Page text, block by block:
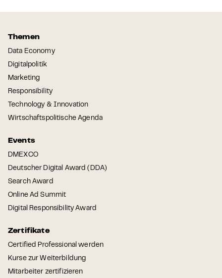
Themen
Data Economy
Digitalpolitik
Marketing
Responsibility
Technology & Innovation
Wirtschaftspolitische Agenda
Events
DMEXCO
Deutscher Digital Award (DDA)
Search Award
Online Ad Summit
Digital Responsibility Award
Zertifikate
Certified Professional werden
Kurse zur Weiterbildung
Mitarbeiter zertifizieren